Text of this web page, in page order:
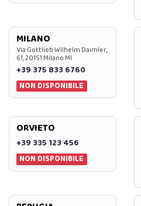
MILANO
Via Gottlieb Wilhelm Daimler,
61, 20151 Milano MI
+39 375 833 6760
NON DISPONIBILE
ORVIETO
+39 335 123 456
NON DISPONIBILE